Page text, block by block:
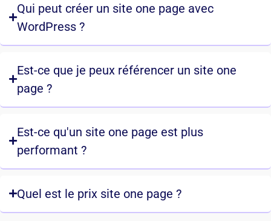
Qui peut créer un site one page avec
WordPress ?
Est-ce que je peux référencer un site one
page ?
Est-ce qu'un site one page est plus
performant ?
Quel est le prix site one page ?